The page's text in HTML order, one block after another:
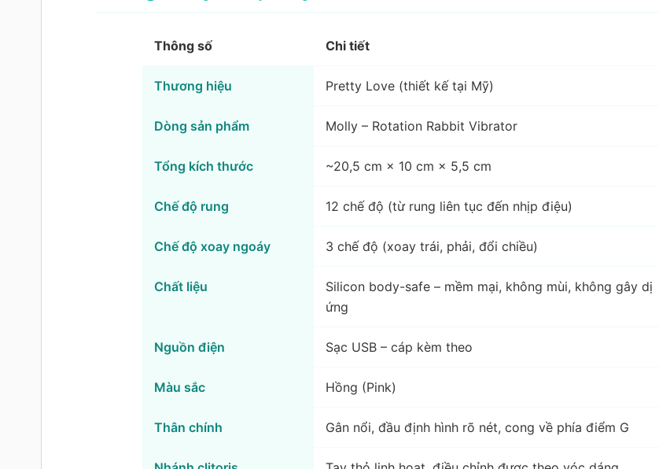
Thông số Chi tiết
Thương hiệu Pretty Love (thiết kế tại Mỹ)
Dòng sản phẩm Molly – Rotation Rabbit Vibrator
Tổng kích thước ~20,5 cm × 10 cm × 5,5 cm
Chế độ rung 12 chế độ (từ rung liên tục đến nhịp điệu)
Chế độ xoay ngoáy 3 chế độ (xoay trái, phải, đổi chiều)
Chất liệu
Silicon body-safe – mềm mại, không mùi, không gây dị
ứng
Nguồn điện Sạc USB – cáp kèm theo
Màu sắc Hồng (Pink)
Thân chính Gân nổi, đầu định hình rõ nét, cong về phía điểm G